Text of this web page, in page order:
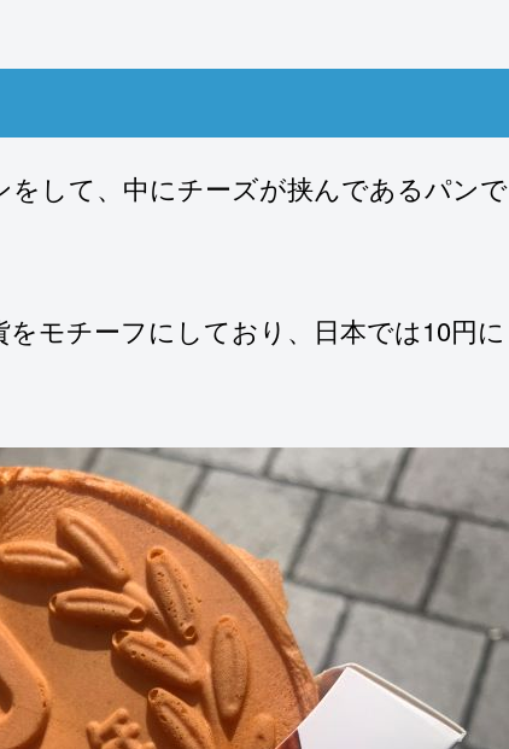
して、中にチーズが挟んであるパンで
モチーフにしており、日本では10円に